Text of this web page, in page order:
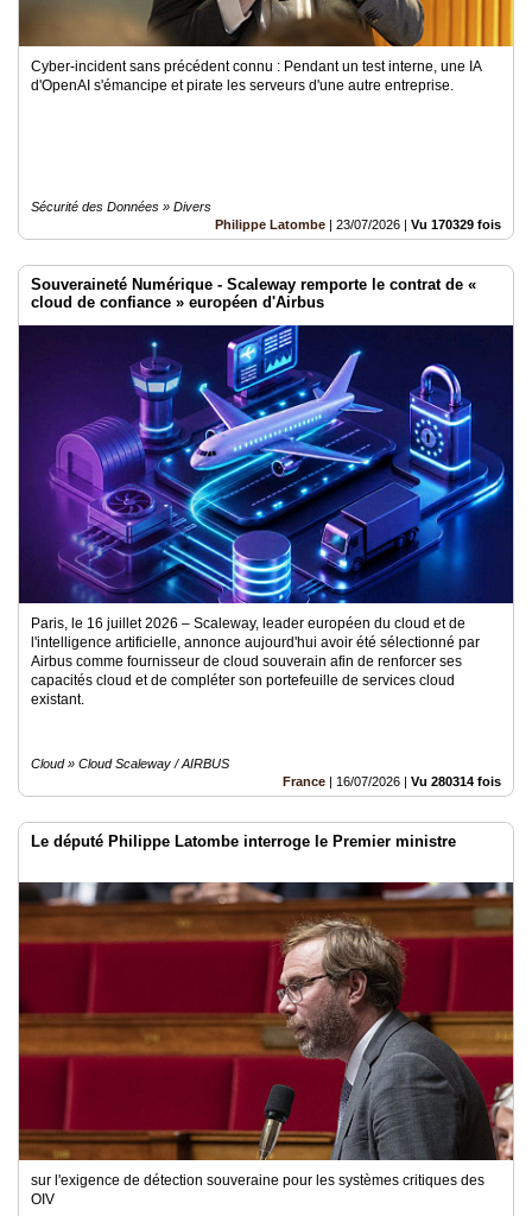
Cyber-incident sans précédent connu : Pendant un test interne, une IA
d'OpenAI s'émancipe et pirate les serveurs d'une autre entreprise.
Sécurité des Données » Divers
Philippe Latombe | 23/07/2026 | Vu 170329 fois
Souveraineté Numérique - Scaleway remporte le contrat de «
cloud de confiance » européen d'Airbus
Paris, le 16 juillet 2026 – Scaleway, leader européen du cloud et de
l'intelligence artificielle, annonce aujourd'hui avoir été sélectionné par
Airbus comme fournisseur de cloud souverain afin de renforcer ses
capacités cloud et de compléter son portefeuille de services cloud
existant.
Cloud » Cloud Scaleway / AIRBUS
France | 16/07/2026 | Vu 280314 fois
Le député Philippe Latombe interroge le Premier ministre
sur l'exigence de détection souveraine pour les systèmes critiques des
OIV